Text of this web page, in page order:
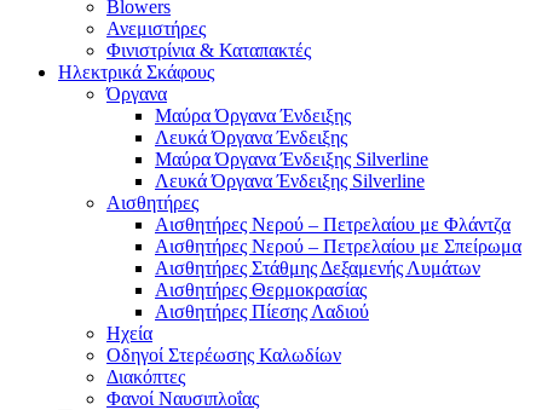
Blowers
Ανεμιστήρες
Φινιστρίνια & Καταπακτές
Ηλεκτρικά Σκάφους
Όργανα
Μαύρα Όργανα Ένδειξης
Λευκά Όργανα Ένδειξης
Μαύρα Όργανα Ένδειξης Silverline
Λευκά Όργανα Ένδειξης Silverline
Αισθητήρες
Αισθητήρες Νερού – Πετρελαίου με Φλάντζα
Αισθητήρες Νερού – Πετρελαίου με Σπείρωμα
Αισθητήρες Στάθμης Δεξαμενής Λυμάτων
Αισθητήρες Θερμοκρασίας
Αισθητήρες Πίεσης Λαδιού
Ηχεία
Οδηγοί Στερέωσης Καλωδίων
Διακόπτες
Φανοί Ναυσιπλοΐας